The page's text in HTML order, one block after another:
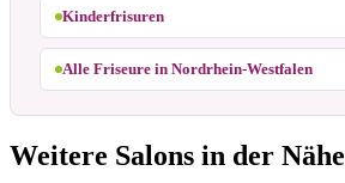
Kinderfrisuren
Alle Friseure in Nordrhein-Westfalen
Weitere Salons in der Nähe